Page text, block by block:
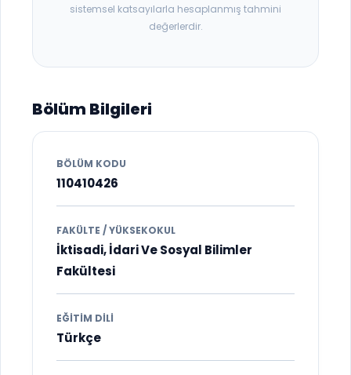
sistemsel katsayılarla hesaplanmış tahmini
değerlerdir.
Bölüm Bilgileri
BÖLÜM KODU
110410426
FAKÜLTE / YÜKSEKOKUL
İktisadi, İdari Ve Sosyal Bilimler
Fakültesi
EĞITIM DILI
Türkçe